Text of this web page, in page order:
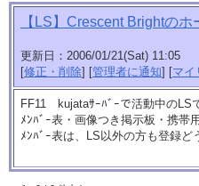
【LS】Crescent Brightのホ
更新日：2006/01/21(Sat) 11:05
[修正・削除] [管理者に通知] [マイ
FF11 kujataｻｰﾊﾞｰで活動中のLS
ﾒﾝﾊﾞｰ表・画像つき掲示板・携帯
ﾒﾝﾊﾞｰ表は、LS以外の方も登録ど